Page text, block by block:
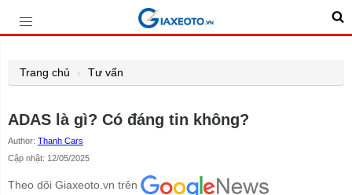
Trang chủ Tư vấn
ADAS là gì? Có đáng tin không?
Author: Thanh Cars
Cập nhật: 12/05/2025
Theo dõi Giaxeoto.vn trên